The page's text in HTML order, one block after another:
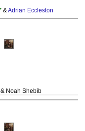
& Adrian Eccleston
& Noah Shebib